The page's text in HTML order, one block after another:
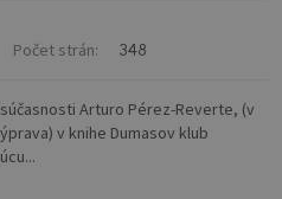
Počet strán: 348
Arturo Pérez-Reverte, (v
v knihe Dumasov klub